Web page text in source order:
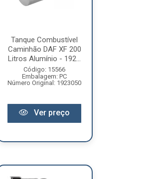
Tanque Combustível
Caminhão DAF XF 200
Litros Alumínio - 192...
Código: 15566
Embalagem: PC
Número Original: 1923050
Ver preço